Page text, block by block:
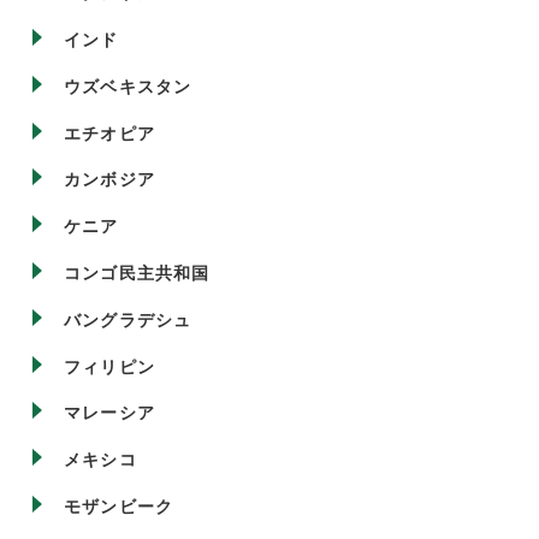
インド
ウズベキスタン
エチオピア
カンボジア
ケニア
コンゴ民主共和国
バングラデシュ
フィリピン
マレーシア
メキシコ
モザンビーク